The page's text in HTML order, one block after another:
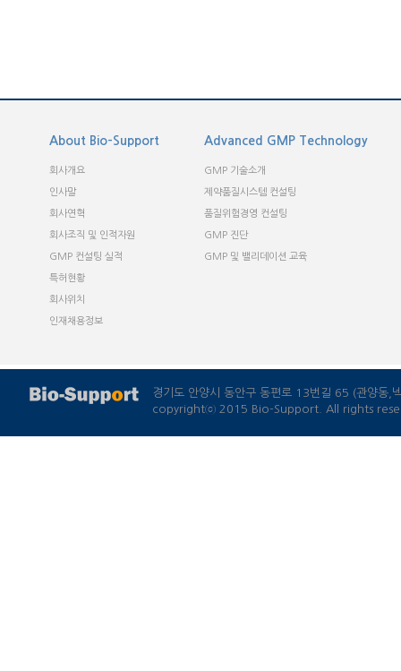
경기도 안양시 동안구 동편로 13번길 65 (관양동,
copyrightⓒ 2015 Bio-Support. All rights